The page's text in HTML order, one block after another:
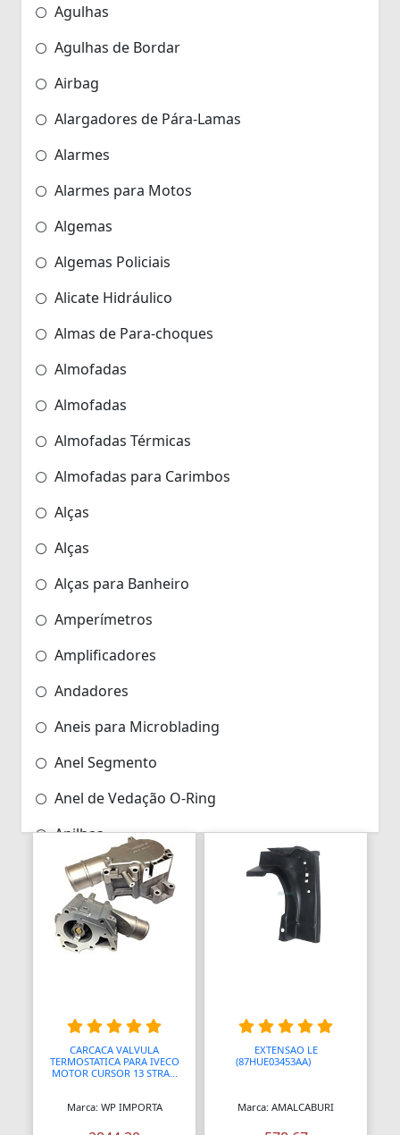
Agulhas
Agulhas de Bordar
Airbag
Alargadores de Pára-Lamas
Alarmes
Alarmes para Motos
Algemas
Algemas Policiais
Alicate Hidráulico
Almas de Para-choques
Almofadas
Almofadas
Almofadas Térmicas
Almofadas para Carimbos
Alças
Alças
Alças para Banheiro
Amperímetros
Amplificadores
Andadores
Aneis para Microblading
Anel Segmento
Anel de Vedação O-Ring
Anilhas
Anilhas de Marcação
Antenas
Antenas
Anéis
CARCACA VALVULA
TERMOSTATICA PARA IVECO
MOTOR CURSOR 13 STRA...
Marca: WP IMPORTA
EXTENSAO LE
(87HUE03453AA)
Marca: AMALCABURI